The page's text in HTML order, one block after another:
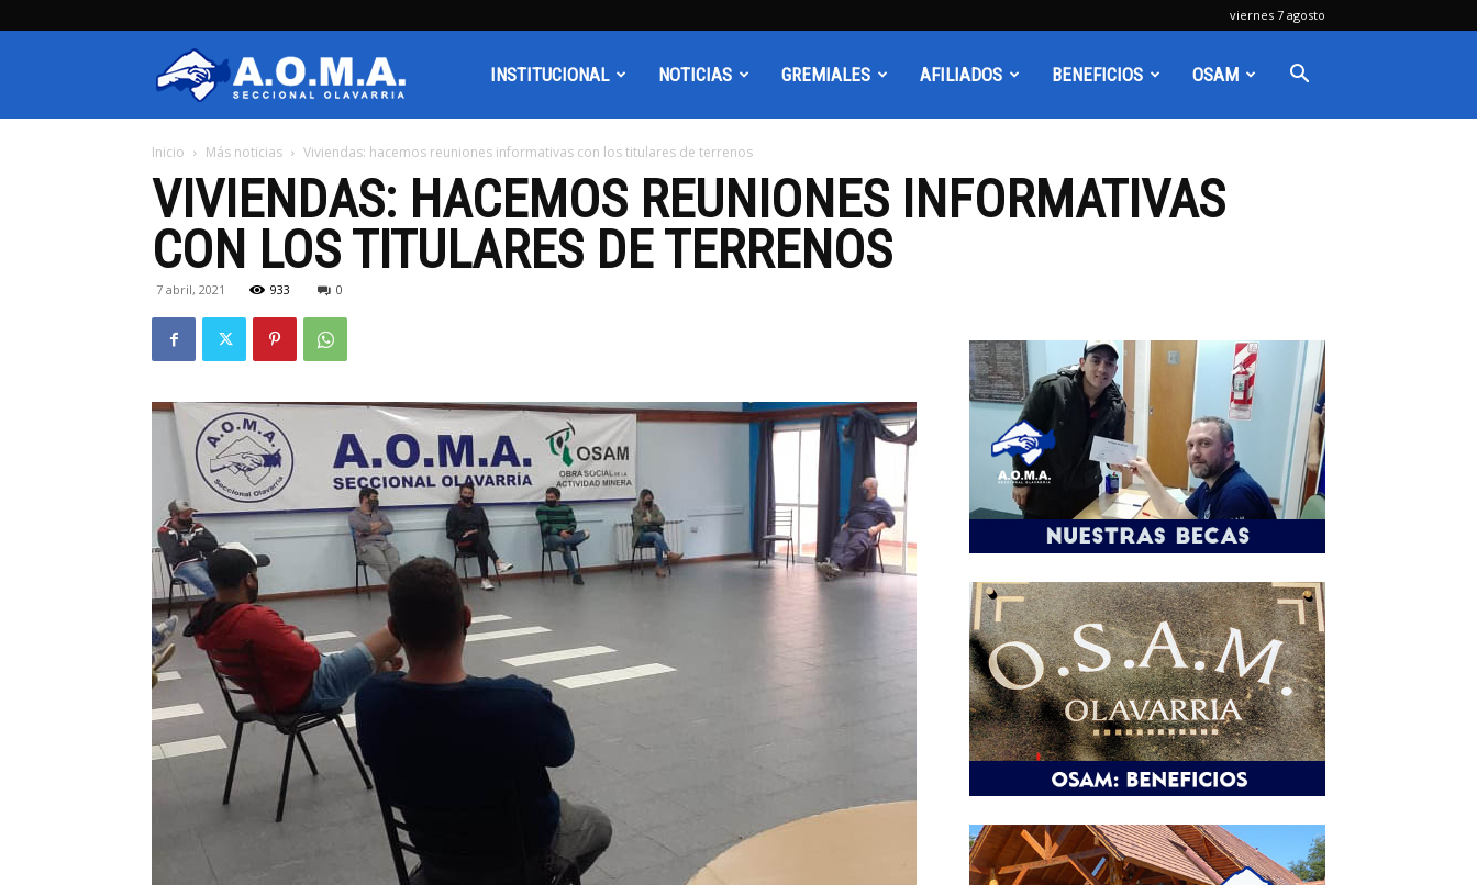
viernes 7 agosto
Olavarria
INSTITUCIONAL NOTICIAS GREMIALES AFILIADOS BENEFICIOS OSAM
Inicio Más noticias Viviendas: hacemos reuniones informativas con los titulares de terrenos
VIVIENDAS: HACEMOS REUNIONES INFORMATIVAS
CON LOS TITULARES DE TERRENOS
7 abril, 2021 933 0